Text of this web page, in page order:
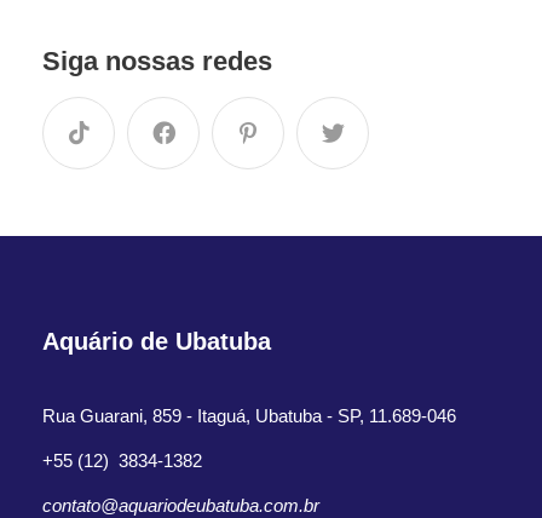
Siga nossas redes
Aquário de Ubatuba
Rua Guarani, 859 - Itaguá, Ubatuba - SP, 11.689-046
+55 (12) 3834-1382
contato@aquariodeubatuba.com.br